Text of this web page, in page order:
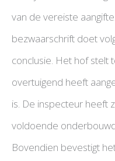
van de vereiste
bezwaarschrift doet
conclusie. Het hof stelt
overtuigend heeft
is. De inspecteur heeft
voldoende
Bovendien bevestigt